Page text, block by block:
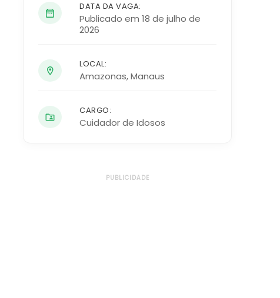
DATA DA VAGA:
Publicado em 18 de julho de
2026
LOCAL:
Amazonas,Manaus
CARGO:
Cuidador de Idosos
PUBLICIDADE